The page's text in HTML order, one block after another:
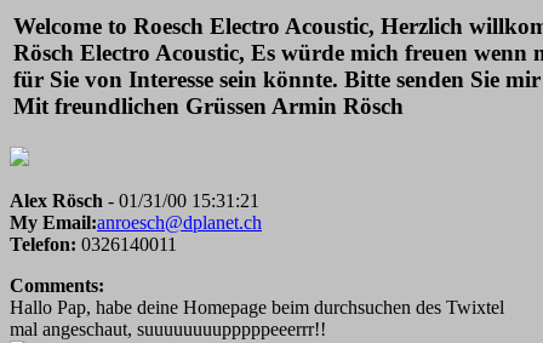
Welcome to Roesch Electro Acoustic, Herzlich
Rösch Electro Acoustic, Es würde mich freuen wenn
für Sie von Interesse sein könnte. Bitte senden Sie
Mit freundlichen Grüssen Armin Rösch
Alex Rösch - 01/31/00 15:31:21
My Email:anroesch@dplanet.ch
Telefon: 0326140011
Comments:
Hallo Pap, habe deine Homepage beim durchsuchen des Twixtel
mal angeschaut, suuuuuuuupppppeeerrr!!